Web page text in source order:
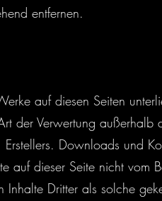
entfernen.
auf diesen Seiten
der Verwertung
Downloads und
auf dieser Seite nicht vom
Inhalte Dritter als solche